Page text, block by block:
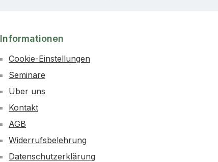
Informationen
Cookie-Einstellungen
Seminare
Über uns
Kontakt
AGB
Widerrufsbelehrung
Datenschutzerklärung